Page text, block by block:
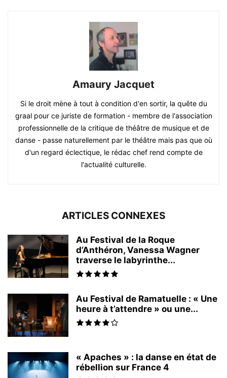
Amaury Jacquet
Si le droit mène à tout à condition d'en sortir, la quête du
graal pour ce juriste de formation - membre de l'association
professionnelle de la critique de théâtre de musique et de
danse - passe naturellement par le théâtre mais pas que où
d'un regard éclectique, le rédac chef rend compte de
l'actualité culturelle.
ARTICLES CONNEXES
Au Festival de la Roque
d’Anthéron, Vanessa Wagner
traverse le labyrinthe...
Au Festival de Ramatuelle : « Une
heure à t’attendre » ou une...
« Apaches » : la danse en état de
rébellion sur France 4